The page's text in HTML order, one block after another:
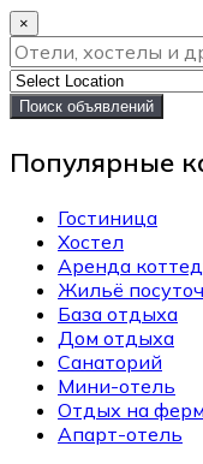
×
Поиск объявлений
Популярные
Гостиница
Хостел
Аренда
Жильё
База отдыха
Дом отдыха
Санаторий
Мини-отель
Отдых на
Апарт-отель